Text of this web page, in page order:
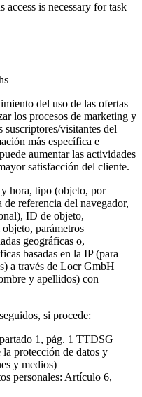
access is necessary for task
del uso de las ofertas
los procesos de marketing y
suscriptores/visitantes del
más específica e
aumentar las actividades
satisfacción del cliente.
y hora, tipo (objeto, por
referencia del navegador,
ID de objeto,
parámetros
geográficas o,
basadas en la IP (para
a través de Locr GmbH
y apellidos) con
si procede:
1, pág. 1 TTDSG
protección de datos y
y medios)
personales: Artículo 6,